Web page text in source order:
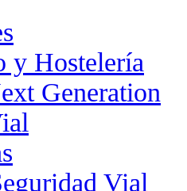
y Hostelería
Generation
Vial